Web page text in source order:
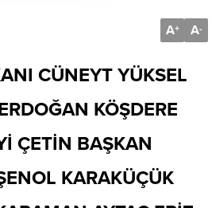
A+ A-
CÜNEYT YÜKSEL
KÖŞDERE
ÇETİN BAŞKAN
KARAKÜÇÜK